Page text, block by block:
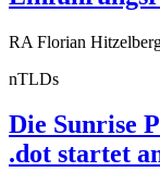
RA Florian
nTLDs
Die Sunrise
.dot startet